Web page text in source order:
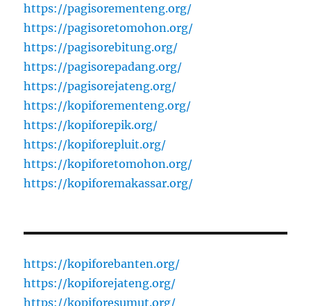
https://pagisorementeng.org/
https://pagisoretomohon.org/
https://pagisorebitung.org/
https://pagisorepadang.org/
https://pagisorejateng.org/
https://kopiforementeng.org/
https://kopiforepik.org/
https://kopiforepluit.org/
https://kopiforetomohon.org/
https://kopiforemakassar.org/
https://kopiforebanten.org/
https://kopiforejateng.org/
https://kopiforesumut.org/